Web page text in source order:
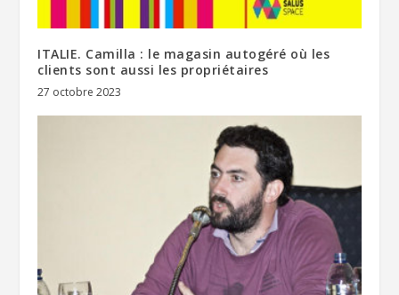
ITALIE. Camilla : le magasin autogéré où les
clients sont aussi les propriétaires
27 octobre 2023